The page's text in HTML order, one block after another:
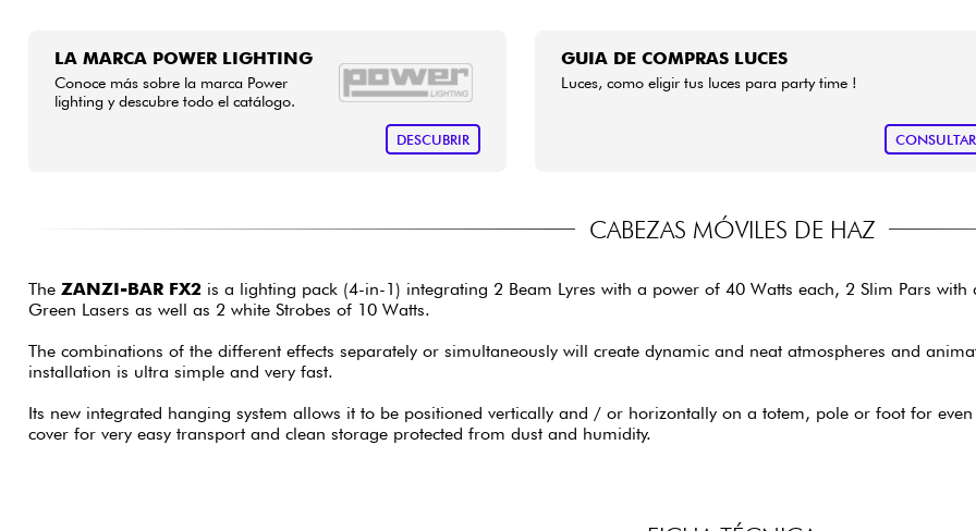
LA MARCA POWER LIGHTING
Conoce más sobre la marca Power
lighting y descubre todo el catálogo.
DESCUBRIR
GUIA DE COMPRAS LUCES
Luces, como eligir tus luces para party time !
CONSULTAR
CABEZAS MÓVILES DE HAZ
The ZANZI-BAR FX2is a lighting pack (4-in-1) integrating 2 Beam Lyres with a power of 40 Watts each, 2 Slim Pars
Green Lasers as well as 2 white Strobes of 10 Watts.
The combinations of the different effects separately or simultaneously will create dynamic and neat atmospheres and
installation is ultra simple and very fast.
Its new integrated hanging system allows it to be positioned vertically and / or horizontally on a totem, pole or foot for
cover for very easy transport and clean storage protected from dust and humidity.